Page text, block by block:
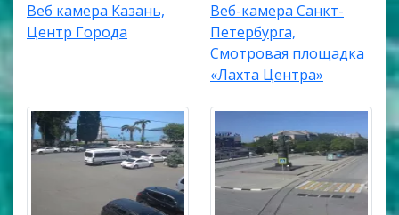
Веб камера Казань,
Центр Города
Веб-камера Санкт-
Петербурга,
Смотровая площадка
«Лахта Центра»